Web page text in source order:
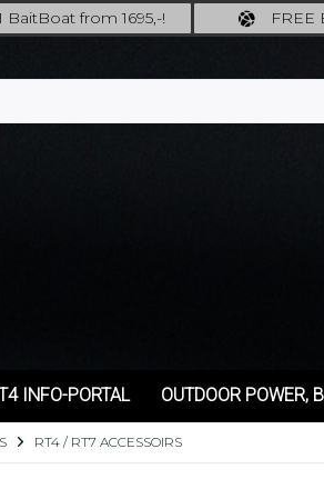
BaitBoat from 1695,-!
FREE
INFO-PORTAL OUTDOOR POWER,
RT4 / RT7 ACCESSOIRS